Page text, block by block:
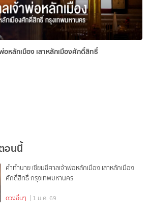
อหลักเมือง เสาหลักเมืองศักดิ์สิทธิ์
อนนี้
คำทำนาย เซียมซีศาลเจ้าพ่อหลักเมือง เสาหลักเมือง
ศักดิ์สิทธิ์ กรุงเทพมหานคร
ดวงอื่นๆ | 1 ม.ค. 69